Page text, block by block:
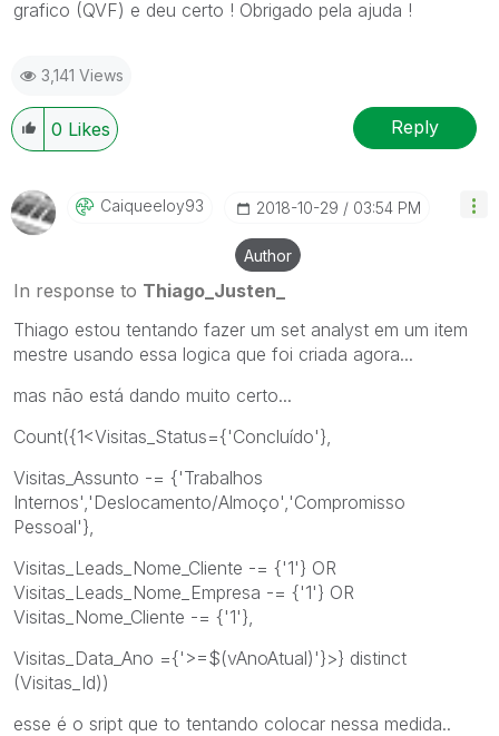
grafico (QVF) e deu certo ! Obrigado pela ajuda !
3,141 Views
0 Likes Reply
Caiqueeloy93 ‎2018-10-29 03:54 PM
Author
In response to Thiago_Justen_
Thiago estou tentando fazer um set analyst em um item
mestre usando essa logica que foi criada agora...
mas não está dando muito certo...
Count({1<Visitas_Status={'Concluído'},
Visitas_Assunto -= {'Trabalhos
Internos','Deslocamento/Almoço','Compromisso
Pessoal'},
Visitas_Leads_Nome_Cliente -= {'1'} OR
Visitas_Leads_Nome_Empresa -= {'1'} OR
Visitas_Nome_Cliente -= {'1'},
Visitas_Data_Ano ={'>=$(vAnoAtual)'}>} distinct
(Visitas_Id))
esse é o sript que to tentando colocar nessa medida..